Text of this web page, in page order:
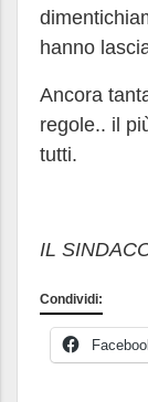
hanno
Ancora
regole.. il
tutti.
IL
Condividi: